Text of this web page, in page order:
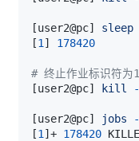
[user2@pc] sleep
[1 ] 178420
# 终止作业标识符为1
[user2@pc] kill
[user2@pc] jobs
[1 ] + 178420